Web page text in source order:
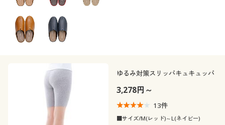
ゆるみ対策スリッパキュキュッパ
3,278円～
13件
■サイズ/M(レッド)～L(ネイビー)